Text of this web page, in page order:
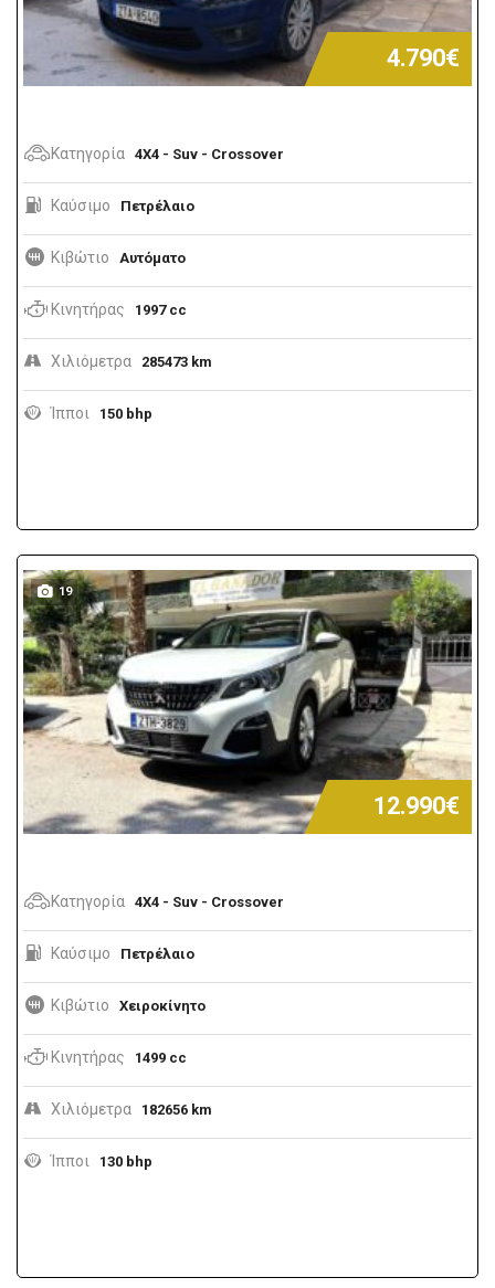
4.790€
Κατηγορία 4X4 - Suv - Crossover
Καύσιμο Πετρέλαιο
Κιβώτιο Αυτόματο
Κινητήρας 1997 cc
Χιλιόμετρα 285473 km
Ίπποι 150 bhp
19
12.990€
Κατηγορία 4X4 - Suv - Crossover
Καύσιμο Πετρέλαιο
Κιβώτιο Χειροκίνητο
Κινητήρας 1499 cc
Χιλιόμετρα 182656 km
Ίπποι 130 bhp